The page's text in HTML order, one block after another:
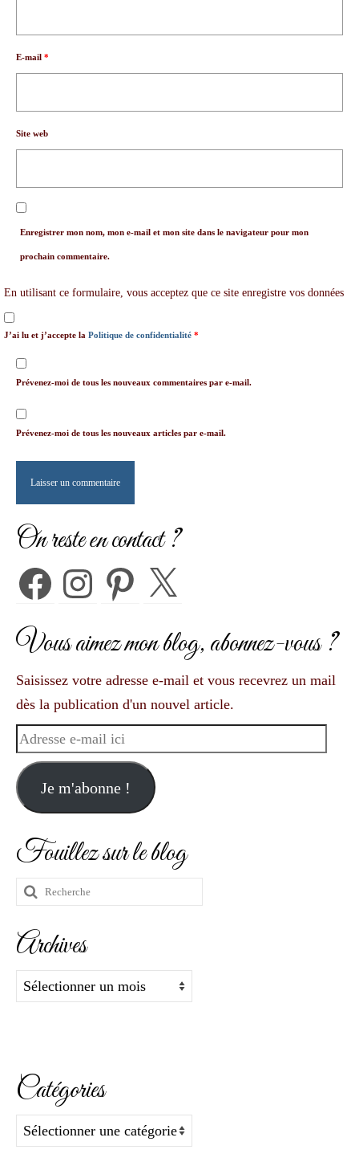
E-mail *
Site web
Enregistrer mon nom, mon e-mail et mon site dans le navigateur pour mon
prochain commentaire.
En utilisant ce formulaire, vous acceptez que ce site enregistre vos données
J’ai lu et j’accepte la Politique de confidentialité *
Prévenez-moi de tous les nouveaux commentaires par e-mail.
Prévenez-moi de tous les nouveaux articles par e-mail.
On reste en contact ?
FacebookInstagramPinterest X
Vous aimez mon blog, abonnez-vous ?
Saisissez votre adresse e-mail et vous recevrez un mail
dès la publication d'un nouvel article.
Adresse
mail
ici
Je m'abonne !
Fouillez sur le blog
Rechercher
Archives
Archives
Catégories
Catégories